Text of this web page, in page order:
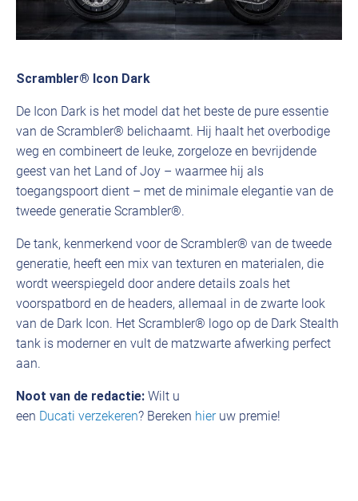
Scrambler® Icon Dark
De Icon Dark is het model dat het beste de pure essentie
van de Scrambler® belichaamt. Hij haalt het overbodige
weg en combineert de leuke, zorgeloze en bevrijdende
geest van het Land of Joy – waarmee hij als
toegangspoort dient – met de minimale elegantie van de
tweede generatie Scrambler®.
De tank, kenmerkend voor de Scrambler® van de tweede
generatie, heeft een mix van texturen en materialen, die
wordt weerspiegeld door andere details zoals het
voorspatbord en de headers, allemaal in de zwarte look
van de Dark Icon. Het Scrambler® logo op de Dark Stealth
tank is moderner en vult de matzwarte afwerking perfect
aan.
Noot van de redactie: Wilt u
een Ducati verzekeren? Bereken hieruw premie!